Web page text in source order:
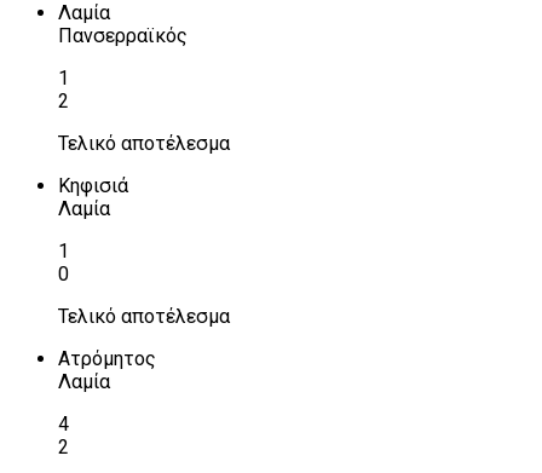
Λαμία
Πανσερραϊκός
1
2
Τελικό αποτέλεσμα
Κηφισιά
Λαμία
1
0
Τελικό αποτέλεσμα
Ατρόμητος
Λαμία
4
2